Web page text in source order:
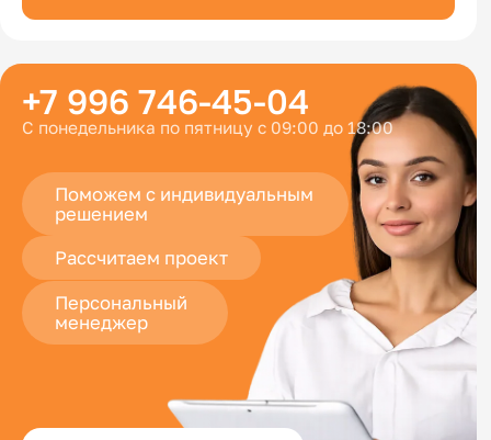
+7 996 746-45-04
С понедельника по пятницу с 09:00 до 18:00
Поможем с индивидуальным
решением
Рассчитаем проект
Персональный
менеджер